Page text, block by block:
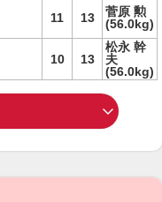
11 13
菅原 勲
(56.0kg)
10 13
松永 幹
夫
(56.0kg)